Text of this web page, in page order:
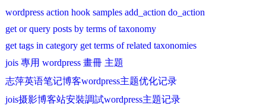
wordpress action hook samples add_action do_action
get or query posts by terms of taxonomy
get tags in category get terms of related taxonomies
jois 專用 wordpress 畫冊 主題
志萍英语笔记博客wordpress主题优化记录
jois摄影博客站安裝調試wordpress主題记录